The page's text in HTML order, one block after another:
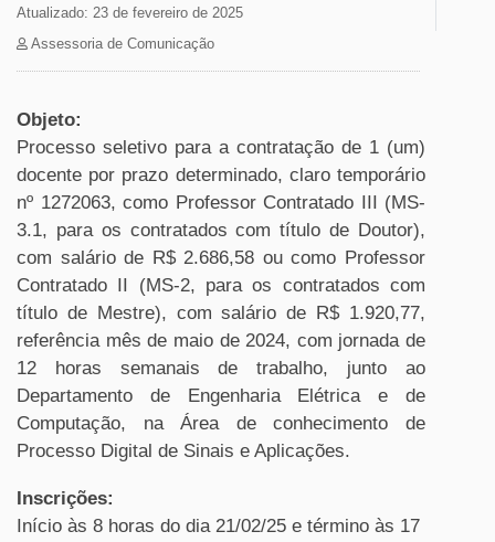
Atualizado: 23 de fevereiro de 2025
Assessoria de Comunicação
Objeto:
Processo seletivo para a contratação de 1 (um)
docente por prazo determinado, claro temporário
nº 1272063, como Professor Contratado III (MS-
3.1, para os contratados com título de Doutor),
com salário de R$ 2.686,58 ou como Professor
Contratado II (MS-2, para os contratados com
título de Mestre), com salário de R$ 1.920,77,
referência mês de maio de 2024, com jornada de
12 horas semanais de trabalho, junto ao
Departamento de Engenharia Elétrica e de
Computação, na Área de conhecimento de
Processo Digital de Sinais e Aplicações.
Inscrições:
Início às 8 horas do dia 21/02/25 e término às 17